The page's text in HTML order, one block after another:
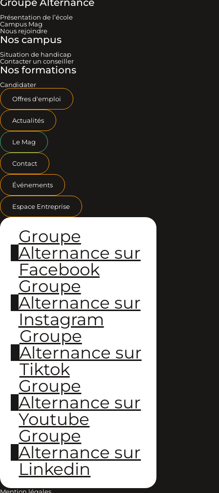
Présentation de l’école
Campus Mag
Nous rejoindre
Nos campus
Situation de handicap
Contacter un conseiller
Nos formations
Candidater
Offres d'emploi
Actualités
Le Mag
Contact
Événements
Espace Entreprise
Groupe
Alternance sur
Facebook
Groupe
Alternance sur
Instagram
Groupe
Alternance sur
Tiktok
Groupe
Alternance sur
Youtube
Groupe
Alternance sur
Linkedin
Mention légales